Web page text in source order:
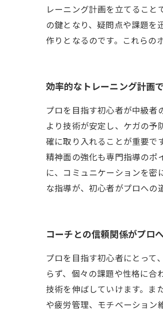
レーニング計画を立てるこ
の鍵となり、疑問点や課題を
作りとなるのです。これらの
効率的なトレーニング計画
プロを目指す初心者が中級者
より技術が安定し、ケガの予
確に取り入れることが重要で
精神面の強化も専門指導のポ
に、コミュニケーションを密
な指導が、初心者がプロへの
コーチとの信頼関係がプロ
プロを目指す初心者にとって
らず、個々の課題や性格に
技術を伸ばしていけます。ま
や疲労管理、モチベーション